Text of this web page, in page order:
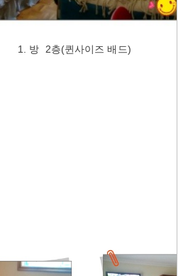
사이즈 배드)